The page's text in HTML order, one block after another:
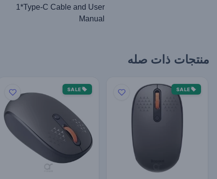
1*Type-C Cable and User
Manual
منتجات ذات صله
SALE
SALE